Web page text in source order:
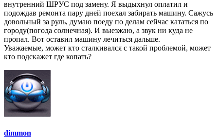
внутренний ШРУС под замену. Я выдыхнул оплатил и
подождав ремонта пару дней поехал забирать машину. Сажусь
довольный за руль, думаю поеду по делам сейчас кататься по
городу(погода солнечная). И выезжаю, а звук ни куда не
пропал. Вот оставил машину лечиться дальше.
Уважаемые, может кто сталкивался с такой проблемой, может
кто подскажет где копать?
dimmon